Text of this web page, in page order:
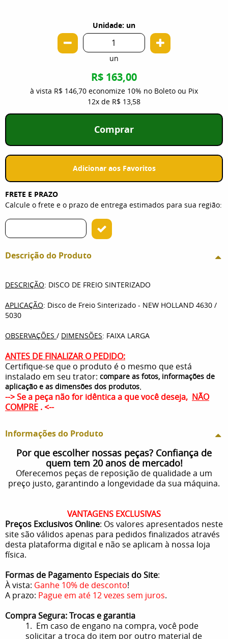
Unidade: un
un
R$ 163,00
à vista R$ 146,70 economize 10% no Boleto ou Pix
12x de R$ 13,58
Comprar
Adicionar aos Favoritos
FRETE E PRAZO
Calcule o frete e o prazo de entrega estimados para sua região:
Descrição do Produto
DESCRIÇÃO: DISCO DE FREIO SINTERIZADO
APLICAÇÃO: Disco de Freio Sinterizado - NEW HOLLAND 4630 /
5030
OBSERVAÇÕES / DIMENSÕES: FAIXA LARGA
ANTES DE FINALIZAR O PEDIDO:
Certifique-se que o produto é o mesmo que está
instalado em seu trator: compare as fotos, informações de
aplicação e as dimensões dos produtos.
--> Se a peça não for idêntica a que você deseja, NÃO
COMPRE . <--
Informações do Produto
Por que escolher nossas peças? Confiança de
quem tem 20 anos de mercado!
Oferecemos peças de reposição de qualidade a um
preço justo, garantindo a longevidade da sua máquina.
VANTAGENS EXCLUSIVAS
Preços Exclusivos Online: Os valores apresentados neste
site são válidos apenas para pedidos finalizados através
desta plataforma digital e não se aplicam à nossa loja
física.
Formas de Pagamento Especiais do Site:
À vista: Ganhe 10% de desconto!
A prazo: Pague em até 12 vezes sem juros.
Compra Segura: Trocas e garantia
1. Em caso de engano na compra, você pode
solicitar a troca do item por outro material de